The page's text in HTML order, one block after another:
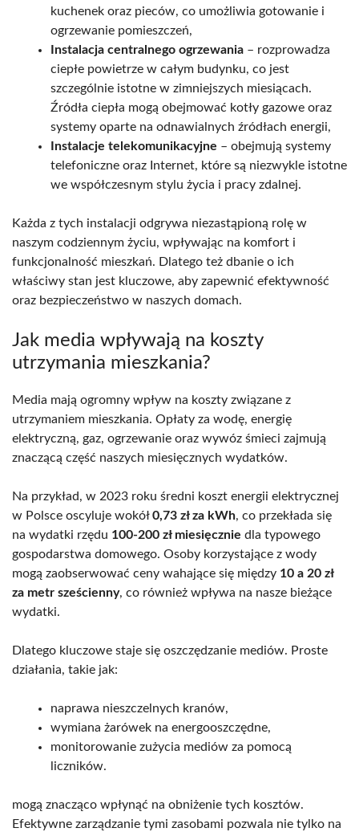
kuchenek oraz pieców, co umożliwia gotowanie i
ogrzewanie pomieszczeń,
Instalacja centralnego ogrzewania – rozprowadza
ciepłe powietrze w całym budynku, co jest
szczególnie istotne w zimniejszych miesiącach.
Źródła ciepła mogą obejmować kotły gazowe oraz
systemy oparte na odnawialnych źródłach energii,
Instalacje telekomunikacyjne – obejmują systemy
telefoniczne oraz Internet, które są niezwykle istotne
we współczesnym stylu życia i pracy zdalnej.
Każda z tych instalacji odgrywa niezastąpioną rolę w
naszym codziennym życiu, wpływając na komfort i
funkcjonalność mieszkań. Dlatego też dbanie o ich
właściwy stan jest kluczowe, aby zapewnić efektywność
oraz bezpieczeństwo w naszych domach.
Jak media wpływają na koszty
utrzymania mieszkania?
Media mają ogromny wpływ na koszty związane z
utrzymaniem mieszkania. Opłaty za wodę, energię
elektryczną, gaz, ogrzewanie oraz wywóz śmieci zajmują
znaczącą część naszych miesięcznych wydatków.
Na przykład, w 2023 roku średni koszt energii elektrycznej
w Polsce oscyluje wokół0,73 zł za kWh, co przekłada się
na wydatki rzędu 100-200 zł miesięcznie dla typowego
gospodarstwa domowego. Osoby korzystające z wody
mogą zaobserwować ceny wahające się między 10 a 20 zł
za metr sześcienny, co również wpływa na nasze bieżące
wydatki.
Dlatego kluczowe staje się oszczędzanie mediów. Proste
działania, takie jak:
naprawa nieszczelnych kranów,
wymiana żarówek na energooszczędne,
monitorowanie zużycia mediów za pomocą
liczników.
mogą znacząco wpłynąć na obniżenie tych kosztów.
Efektywne zarządzanie tymi zasobami pozwala nie tylko na